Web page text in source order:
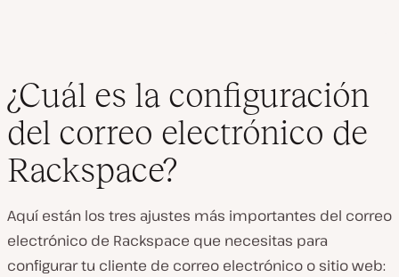
¿Cuál es la configuración
del correo electrónico de
Rackspace?
Aquí están los tres ajustes más importantes del correo
electrónico de Rackspace que necesitas para
configurar tu cliente de correo electrónico o sitio web: